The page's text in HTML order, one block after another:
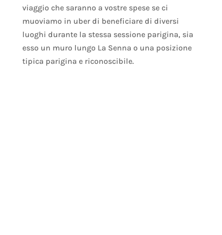
viaggio che saranno a vostre spese se ci
muoviamo in uber di beneficiare di diversi
luoghi durante la stessa sessione parigina, sia
esso un muro lungo La Senna o una posizione
tipica parigina e riconoscibile.